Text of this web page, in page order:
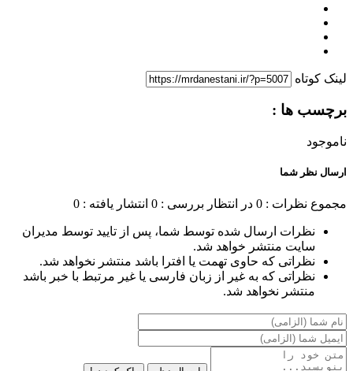
لینک کوتاه
برچسب ها :
ناموجود
ارسال نظر شما
مجموع نظرات : 0 در انتظار بررسی : 0 انتشار یافته : 0
نظرات ارسال شده توسط شما، پس از تایید توسط مدیران
سایت منتشر خواهد شد.
نظراتی که حاوی تهمت یا افترا باشد منتشر نخواهد شد.
نظراتی که به غیر از زبان فارسی یا غیر مرتبط با خبر باشد
منتشر نخواهد شد.